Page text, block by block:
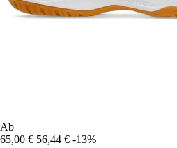
Ab
65,00 € 56,44 € -13%